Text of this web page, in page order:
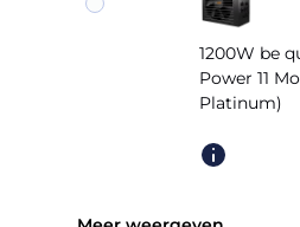
1200W be
Power 11
Platinum)